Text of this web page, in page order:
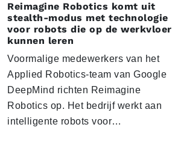
Reimagine Robotics komt uit
stealth-modus met technologie
voor robots die op de werkvloer
kunnen leren
Voormalige medewerkers van het
Applied Robotics-team van Google
DeepMind richten Reimagine
Robotics op. Het bedrijf werkt aan
intelligente robots voor…